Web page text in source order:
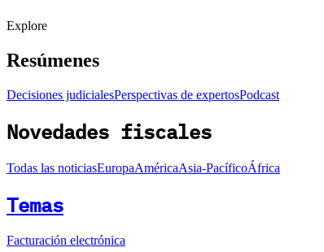
Explore
Resúmenes
Decisiones judicialesPerspectivas de expertosPodcast
Novedades fiscales
Todas las noticiasEuropaAméricaAsia-PacíficoÁfrica
Temas
Facturación electrónica